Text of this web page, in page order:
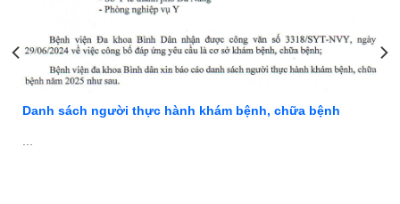
Danh sách người thực hành khám bệnh, chữa bệnh
...